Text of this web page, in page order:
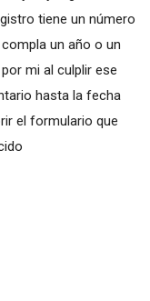
tiene un número
un año o un
mi al culplir ese
hasta la fecha
el formulario que